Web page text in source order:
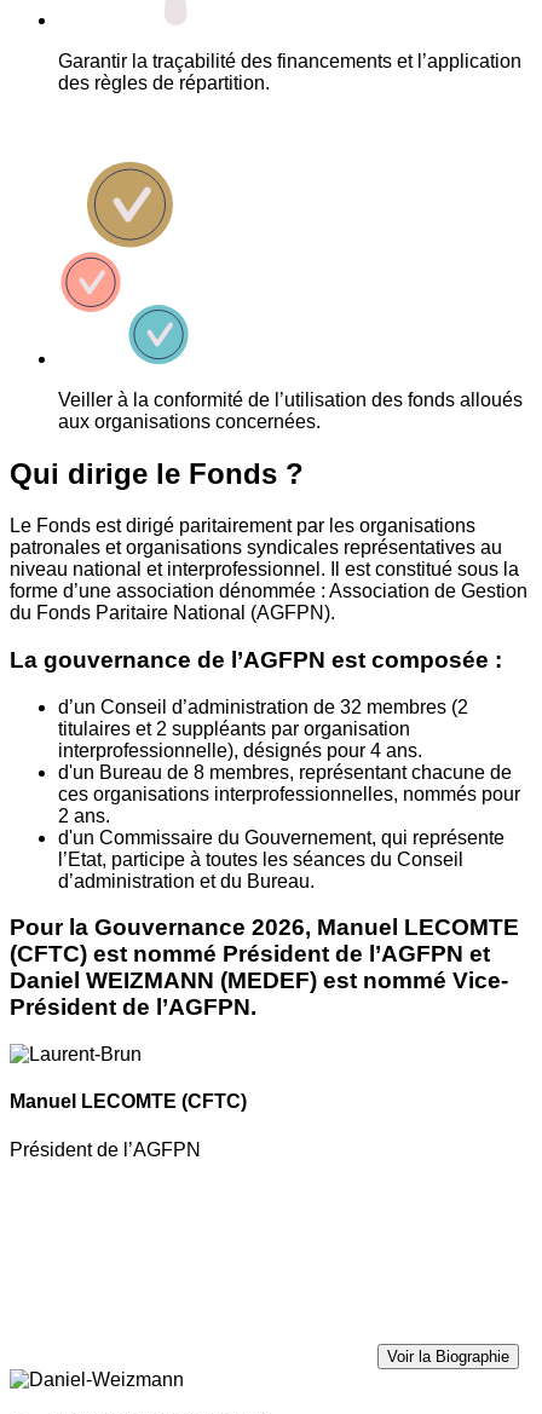
Garantir la traçabilité des financements et l’application
des règles de répartition.
Veiller à la conformité de l’utilisation des fonds alloués
aux organisations concernées.
Qui dirige le Fonds ?
Le Fonds est dirigé paritairement par les organisations
patronales et organisations syndicales représentatives au
niveau national et interprofessionnel. Il est constitué sous la
forme d’une association dénommée : Association de Gestion
du Fonds Paritaire National (AGFPN).
La gouvernance de l’AGFPN est composée :
d’un Conseil d’administration de 32 membres (2
titulaires et 2 suppléants par organisation
interprofessionnelle), désignés pour 4 ans.
d'un Bureau de 8 membres, représentant chacune de
ces organisations interprofessionnelles, nommés pour
2 ans.
d'un Commissaire du Gouvernement, qui représente
l’Etat, participe à toutes les séances du Conseil
d’administration et du Bureau.
Pour la Gouvernance 2026, Manuel LECOMTE
(CFTC) est nommé Président de l’AGFPN et
Daniel WEIZMANN (MEDEF) est nommé Vice-
Président de l’AGFPN.
Manuel LECOMTE (CFTC)
Président de l’AGFPN
Voir la Biographie